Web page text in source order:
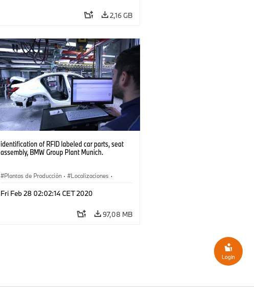
2,16 GB
identification of RFID labeled car parts, seat
assembly, BMW Group Plant Munich.
Plantas de Producción · Localizaciones ·
Fri Feb 28 02:02:14 CET 2020
97,08 MB
Login